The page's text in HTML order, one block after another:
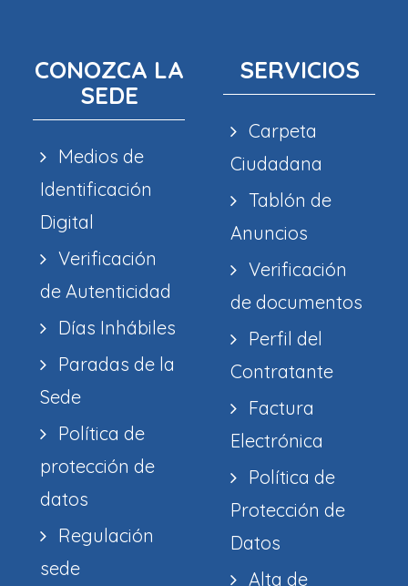
CONOZCA LA
SEDE
Medios de
Identificación
Digital
Verificación
de Autenticidad
Días Inhábiles
Paradas de la
Sede
Política de
protección de
datos
Regulación
sede
SERVICIOS
Carpeta
Ciudadana
Tablón de
Anuncios
Verificación
de documentos
Perfil del
Contratante
Factura
Electrónica
Política de
Protección de
Datos
Alta de